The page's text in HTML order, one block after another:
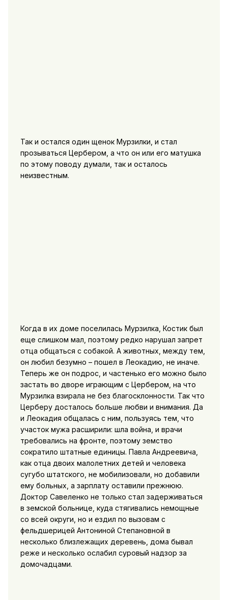
Так и остался один щенок Мурзилки, и стал
прозываться Цербером, а что он или его матушка
по этому поводу думали, так и осталось
неизвестным.
Когда в их доме поселилась Мурзилка, Костик был
еще слишком мал, поэтому редко нарушал запрет
отца общаться с собакой. А животных, между тем,
он любил безумно – пошел в Леокадию, не иначе.
Теперь же он подрос, и частенько его можно было
застать во дворе играющим с Цербером, на что
Мурзилка взирала не без благосклонности. Так что
Церберу досталось больше любви и внимания. Да
и Леокадия общалась с ним, пользуясь тем, что
участок мужа расширили: шла война, и врачи
требовались на фронте, поэтому земство
сократило штатные единицы. Павла Андреевича,
как отца двоих малолетних детей и человека
сугубо штатского, не мобилизовали, но добавили
ему больных, а зарплату оставили прежнюю.
Доктор Савеленко не только стал задерживаться
в земской больнице, куда стягивались немощные
со всей округи, но и ездил по вызовам с
фельдшерицей Антониной Степановной в
несколько близлежащих деревень, дома бывал
реже и несколько ослабил суровый надзор за
домочадцами.